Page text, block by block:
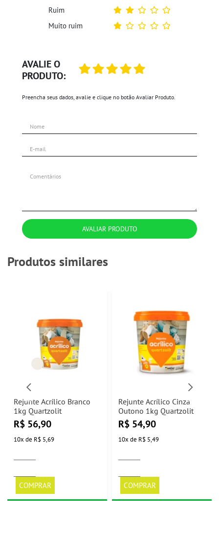
AVALIE O
PRODUTO:
Preencha seus dados, avalie e clique no botão Avaliar Produto.
AVALIAR PRODUTO
Ruim
Muito ruim
Produtos similares
Rejunte Acrílico Branco
1kg Quartzolit
R$ 56,90
10x de R$ 5,69
COMPRAR
Rejunte Acrílico Cinza
Outono 1kg Quartzolit
R$ 54,90
10x de R$ 5,49
COMPRAR